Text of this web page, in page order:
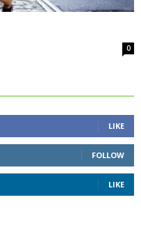
0
LIKE
FOLLOW
LIKE